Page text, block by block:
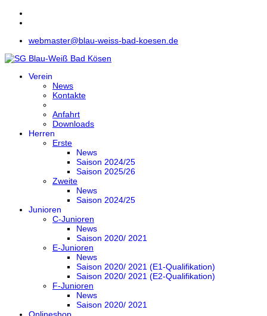
webmaster@blau-weiss-bad-koesen.de
Verein
News
Kontakte
Anfahrt
Downloads
Herren
Erste
News
Saison 2024/25
Saison 2025/26
Zweite
News
Saison 2024/25
Junioren
C-Junioren
News
Saison 2020/ 2021
E-Junioren
News
Saison 2020/ 2021 (E1-Qualifikation)
Saison 2020/ 2021 (E2-Qualifikation)
F-Junioren
News
Saison 2020/ 2021